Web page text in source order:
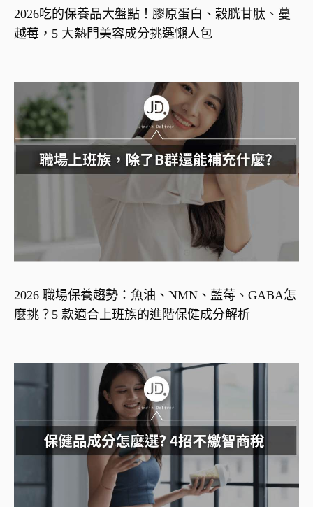
2026吃的保養品大盤點！膠原蛋白、穀胱甘肽、蔓
越莓，5 大熱門美容成分挑選懶人包
2026 職場保養趨勢：魚油、NMN、藍莓、GABA怎
麼挑？5 款適合上班族的進階保健成分解析